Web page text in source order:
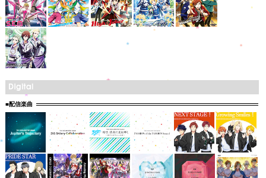
■配信楽曲